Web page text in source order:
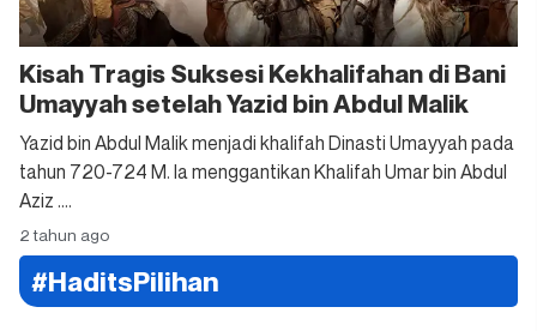
Kisah Tragis Suksesi Kekhalifahan di Bani
Umayyah setelah Yazid bin Abdul Malik
Yazid bin Abdul Malik menjadi khalifah Dinasti Umayyah pada
tahun 720-724 M. Ia menggantikan Khalifah Umar bin Abdul
Aziz ....
2 tahun ago
#HaditsPilihan